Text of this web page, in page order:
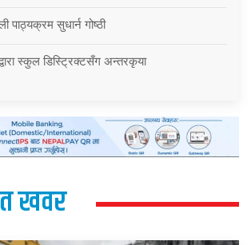
पाठ्यक्रम सुधार्न गोष्ठी
स्कुल डिस्ट्रिक्टसँग अन्तरकृया
खवर